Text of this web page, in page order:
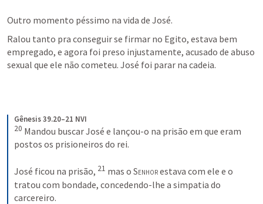
Outro momento péssimo na vida de José.
Ralou tanto pra conseguir se firmar no Egito, estava bem
empregado, e agora foi preso injustamente, acusado de abuso
sexual que ele não cometeu. José foi parar na cadeia.
Gênesis 39.20–21 NVI
20 Mandou buscar José e lançou-o na prisão em que eram
postos os prisioneiros do rei.
José ficou na prisão, 21 mas o Senhor estava com ele e o
tratou com bondade, concedendo-lhe a simpatia do
carcereiro.